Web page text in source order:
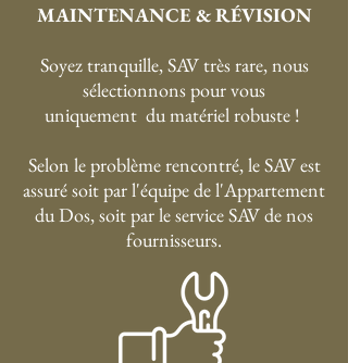
MAINTENANCE & RÉVISION
Soyez tranquille, SAV très rare, nous
sélectionnons pour vous
uniquement du matériel robuste !
Selon le problème rencontré, le SAV est
assuré soit par l'équipe de l'Appartement
du Dos, soit par le service SAV de nos
fournisseurs.